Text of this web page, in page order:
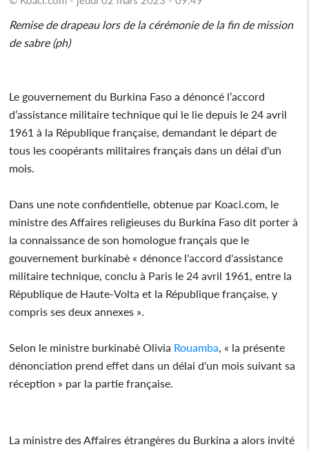
Remise de drapeau lors de la cérémonie de la fin de mission
de sabre (ph)
Le gouvernement du Burkina Faso a dénoncé l’accord
d’assistance militaire technique qui le lie depuis le 24 avril
1961 à la République française, demandant le départ de
tous les coopérants militaires français dans un délai d'un
mois.
Dans une note confidentielle, obtenue par Koaci.com, le
ministre des Affaires religieuses du Burkina Faso dit porter à
la connaissance de son homologue français que le
gouvernement burkinabè « dénonce l'accord d'assistance
militaire technique, conclu à Paris le 24 avril 1961, entre la
République de Haute-Volta et la République française, y
compris ses deux annexes ».
Selon le ministre burkinabè Olivia Rouamba , « la présente
dénonciation prend effet dans un délai d'un mois suivant sa
réception » par la partie française.
La ministre des Affaires étrangères du Burkina a alors invité